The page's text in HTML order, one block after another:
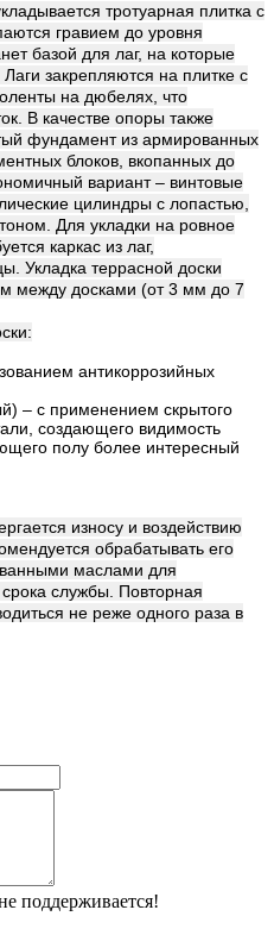
тротуарная плитка с
гравием до уровня
базой для лаг, на которые
закрепляются на плитке с
на дюбелях, что
В качестве опоры также
фундамент из армированных
блоков, вкопанных до
вариант – винтовые
цилиндры с лопастью,
Для укладки на ровное
каркас из лаг,
Укладка террасной доски
между досками (от 3 мм до 7
антикоррозийных
– с применением скрытого
создающего видимость
полу более интересный
износу и воздействию
обрабатывать его
маслами для
службы. Повторная
не реже одного раза в
поддерживается!